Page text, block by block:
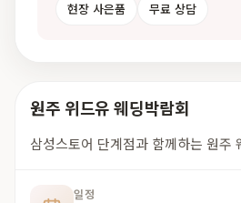
현장 사은품
무료 상담
원주 위드유 웨딩박람회
삼성스토어 단계점과 함께하는 원주
일정